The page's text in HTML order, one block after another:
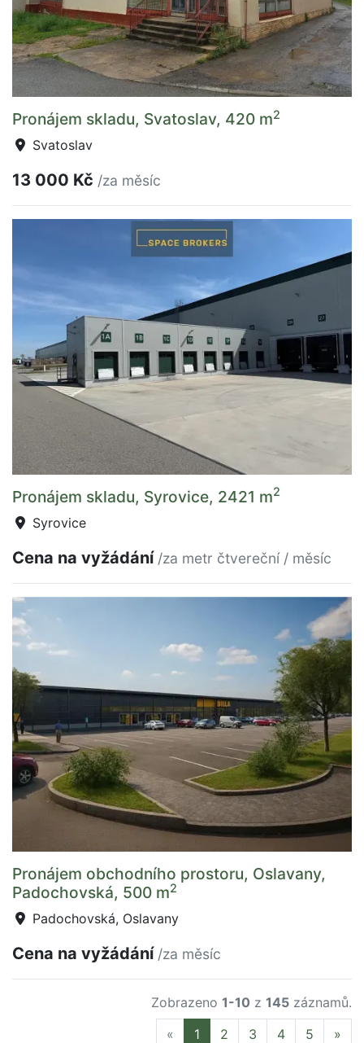
Pronájem skladu, Svatoslav, 420 m2
Svatoslav
13 000 Kč /za měsíc
Pronájem skladu, Syrovice, 2421 m2
Syrovice
Cena na vyžádání /za metr čtvereční / měsíc
Pronájem obchodního prostoru, Oslavany,
Padochovská, 500 m2
Padochovská, Oslavany
Cena na vyžádání /za měsíc
Zobrazeno 1-10 z 145 záznamů.
« Previous
1 2 3 4 5 »